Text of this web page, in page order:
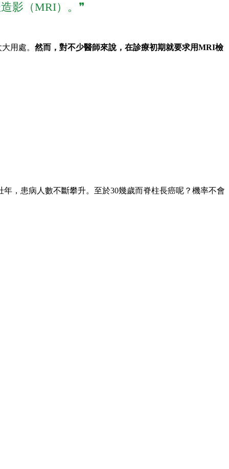
影（MRI）。❞
用處。 然而，對不少醫師來說，在診療初期就要求用MRI檢
，患病人數不斷攀升。至於30幾歲而脊柱長癌呢？機率不會